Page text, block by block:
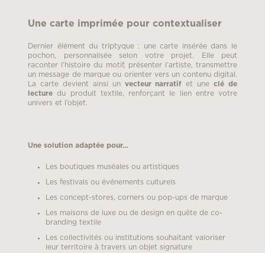
Une carte imprimée pour contextualiser
Dernier élément du triptyque : une carte insérée dans le
pochon, personnalisée selon votre projet. Elle peut
raconter l’histoire du motif, présenter l’artiste, transmettre
un message de marque ou orienter vers un contenu digital.
La carte devient ainsi un vecteur narratif et uneclé de
lecture du produit textile, renforçant le lien entre votre
univers et l’objet.
Une solution adaptée pour…
Les boutiques muséales ou artistiques
Les festivals ou événements culturels
Les concept-stores, corners ou pop-ups de marque
Les maisons de luxe ou de design en quête de co-
branding textile
Les collectivités ou institutions souhaitant valoriser
leur territoire à travers un objet signature